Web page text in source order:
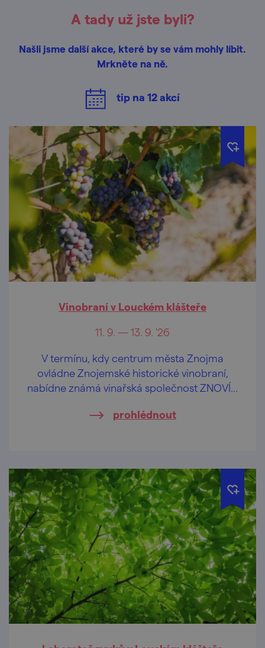
A tady už jste byli?
Našli jsme další akce, které by se vám mohly líbit.
Mrkněte na ně.
tip na 12akcí
Vinobraní v Louckém klášteře
11. 9. — 13. 9. '26
V termínu, kdy centrum města Znojma
ovládne Znojemské historické vinobraní,
nabídne známá vinařská společnost ZNOVÍN
Louckého kláštera.
prohlédnout